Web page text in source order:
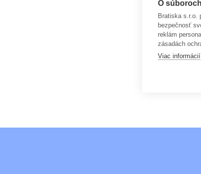
Mikina
Oblasť
O
Bratiska s.r.o.
bezpečnosť
reklám
zásadách
Viac informácií